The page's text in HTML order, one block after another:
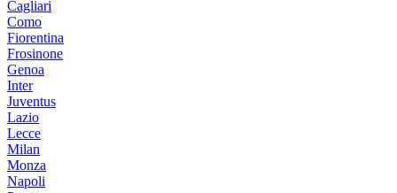
Cagliari
Como
Fiorentina
Frosinone
Genoa
Inter
Juventus
Lazio
Lecce
Milan
Monza
Napoli